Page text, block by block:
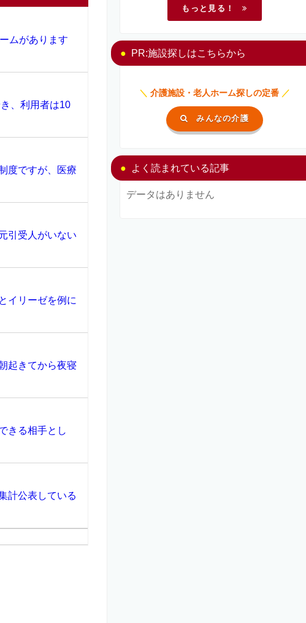
ムがあります
、利用者は10
度ですが、医療
引受人がいない
イリーゼを例に
起きてから夜寝
きる相手とし
計公表している
もっと見る！
PR:施設探しはこちらから
＼ 介護施設・老人ホーム探しの定番 ／
みんなの介護
よく読まれている記事
データはありません